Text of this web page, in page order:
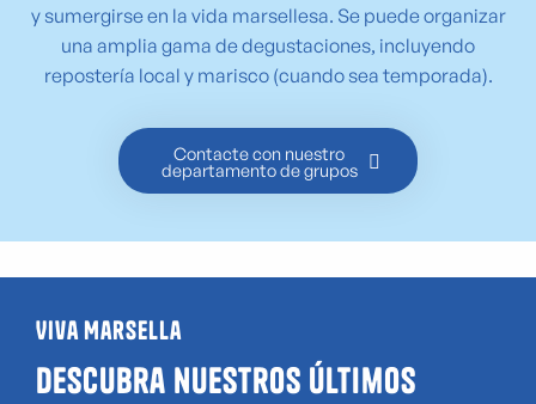
y sumergirse en la vida marsellesa. Se puede organizar
una amplia gama de degustaciones, incluyendo
repostería local y marisco (cuando sea temporada).
Contacte con nuestro
departamento de grupos
Viva Marsella
Descubra nuestros últimos